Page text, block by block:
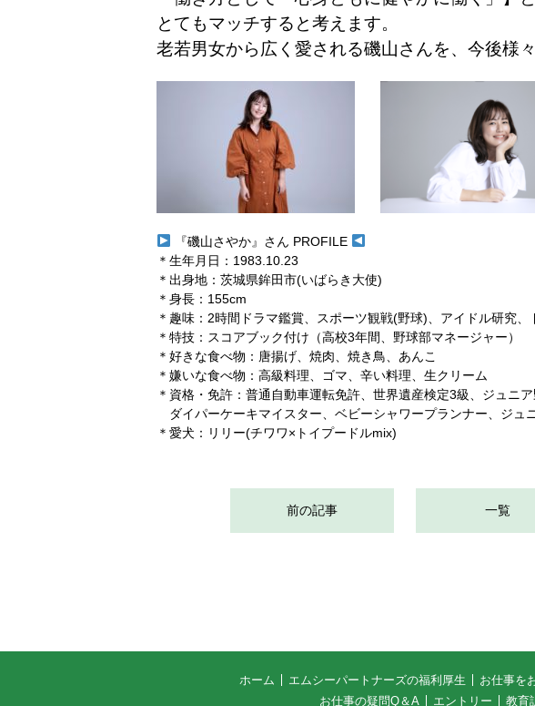
とてもマッチすると考えます。
老若男女から広く愛される磯山さんを、今後様
『磯山さやか』さん PROFILE
＊生年月日：1983.10.23
＊出身地：茨城県鉾田市(いばらき大使)
＊身長：155cm
＊趣味：2時間ドラマ鑑賞、スポーツ観戦(野球)、アイドル研究
＊特技：スコアブック付け（高校3年間、野球部マネージャー）
＊好きな食べ物：唐揚げ、焼肉、焼き鳥、あんこ
＊嫌いな食べ物：高級料理、ゴマ、辛い料理、生クリーム
＊資格・免許：普通自動車運転免許、世界遺産検定3級、ジュニア
ダイパーケーキマイスター、ベビーシャワープランナー、ジュ
＊愛犬：リリー(チワワ×トイプードルmix)
前の記事 一覧
ホーム エムシーパートナーズの福利厚生 お仕事を
お仕事の疑問Q＆A
エントリー 教育